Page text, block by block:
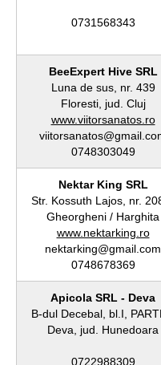
0731568343
BeeExpert Hive SRL
Luna de sus, nr. 439
Floresti, jud. Cluj
www.viitorsanatos.ro
0748303049
Nektar King SRL
Str. Kossuth Lajos, nr.
Gheorgheni / Harghita
www.nektarking.ro
nektarking@gmail.com
0748678369
Apicola SRL - Deva
B-dul Decebal, bl.I,
Deva, jud. Hunedoara
0722988309